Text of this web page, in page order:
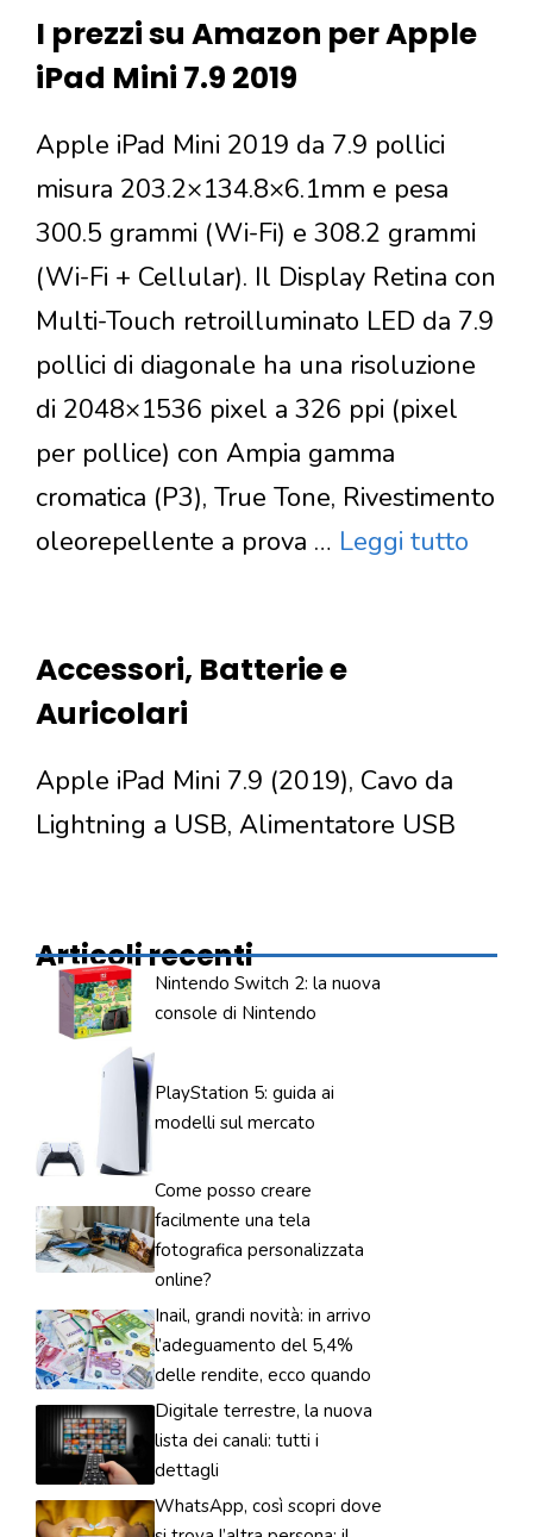
I prezzi su Amazon per Apple
iPad Mini 7.9 2019
Apple iPad Mini 2019 da 7.9 pollici
misura 203.2×134.8×6.1mm e pesa
300.5 grammi (Wi-Fi) e 308.2 grammi
(Wi-Fi + Cellular). Il Display Retina con
Multi-Touch retroilluminato LED da 7.9
pollici di diagonale ha una risoluzione
di 2048×1536 pixel a 326 ppi (pixel
per pollice) con Ampia gamma
cromatica (P3), True Tone, Rivestimento
oleorepellente a prova … Leggi tutto
Accessori, Batterie e
Auricolari
Apple iPad Mini 7.9 (2019), Cavo da
Lightning a USB, Alimentatore USB
Articoli recenti
Nintendo Switch 2: la nuova
console di Nintendo
PlayStation 5: guida ai
modelli sul mercato
Come posso creare
facilmente una tela
fotografica personalizzata
online?
Inail, grandi novità: in arrivo
l’adeguamento del 5,4%
delle rendite, ecco quando
Digitale terrestre, la nuova
lista dei canali: tutti i
dettagli
WhatsApp, così scopri dove